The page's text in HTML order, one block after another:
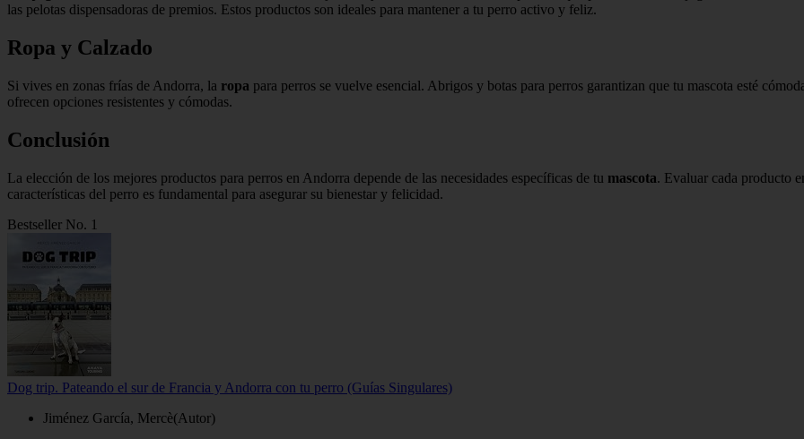
las pelotas dispensadoras de premios. Estos productos son ideales para mantener a tu perro activo y feliz.
Ropa y Calzado
Si vives en zonas frías de Andorra, la ropa para perros se vuelve esencial. Abrigos y botas para perros garantizan que tu mascota esté
ofrecen opciones resistentes y cómodas.
Conclusión
La elección de los mejores productos para perros en Andorra depende de las necesidades específicas de tu mascota. Evaluar cada producto
características del perro es fundamental para asegurar su bienestar y felicidad.
Bestseller No. 1
Dog trip. Pateando el sur de Francia y Andorra con tu perro (Guías Singulares)
Jiménez García, Mercè(Autor)